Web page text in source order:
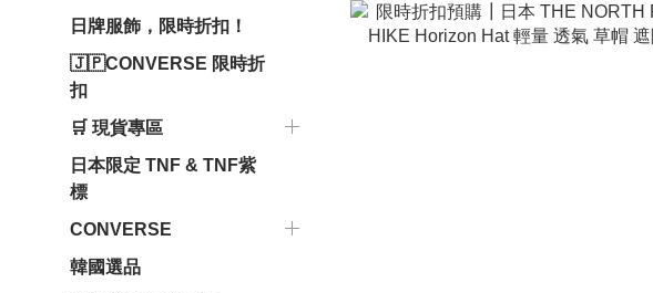
日牌服飾，限時折扣！
🇯🇵CONVERSE 限時折
扣
🛒 現貨專區
日本限定 TNF & TNF紫
標
CONVERSE
韓國選品